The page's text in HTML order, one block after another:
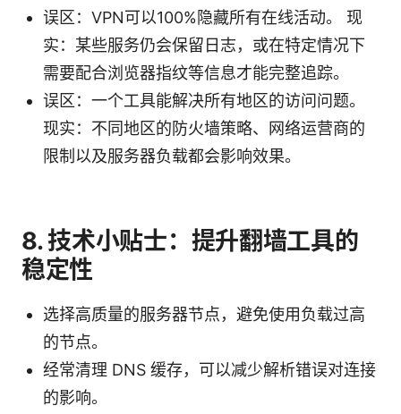
误区：VPN可以100%隐藏所有在线活动。 现
实：某些服务仍会保留日志，或在特定情况下
需要配合浏览器指纹等信息才能完整追踪。
误区：一个工具能解决所有地区的访问问题。
现实：不同地区的防火墙策略、网络运营商的
限制以及服务器负载都会影响效果。
8. 技术小贴士：提升翻墙工具的
稳定性
选择高质量的服务器节点，避免使用负载过高
的节点。
经常清理 DNS 缓存，可以减少解析错误对连接
的影响。